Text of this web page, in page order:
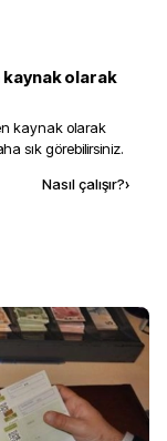
olarak
kaynak olarak
sık görebilirsiniz.
Nasıl çalışır?›